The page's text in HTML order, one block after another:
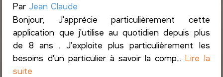
Par Jean Claude
Bonjour, J'apprécie particulièrement cette
application que j'utilise au quotidien depuis plus
de 8 ans . J'exploite plus particulièrement les
besoins d'un particulier à savoir la comp...Lire la
suite